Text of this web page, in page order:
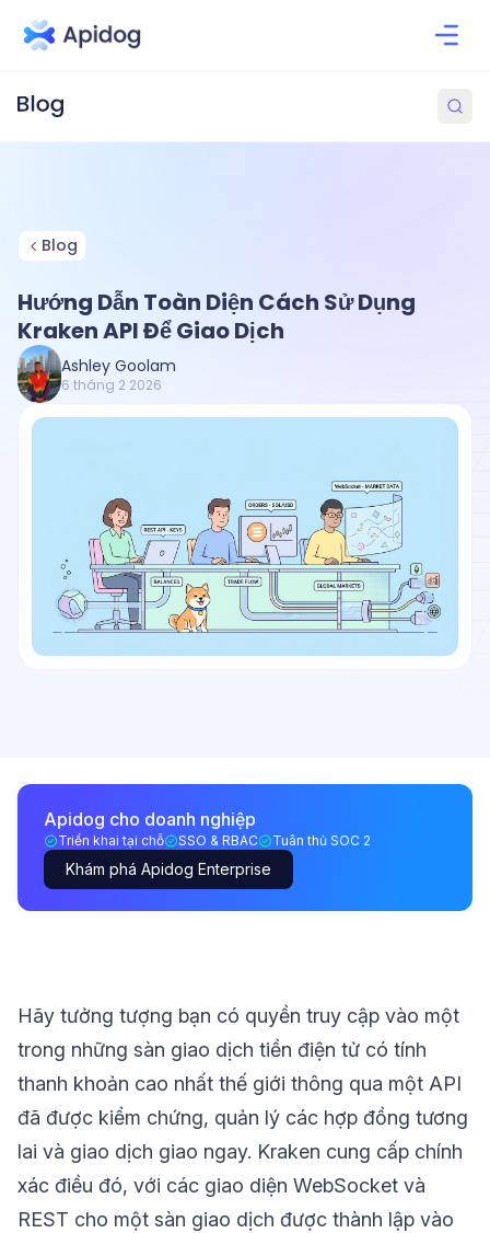
Blog
Hướng Dẫn Toàn Diện Cách Sử Dụng
Kraken API Để Giao Dịch
Ashley Goolam
6 tháng 2 2026
Apidog cho doanh nghiệp
Triển khai tại chỗ SSO & RBAC Tuân thủ SOC 2
Khám phá Apidog Enterprise
Hãy tưởng tượng bạn có quyền truy cập vào một
trong những sàn giao dịch tiền điện tử có tính
thanh khoản cao nhất thế giới thông qua một API
đã được kiểm chứng, quản lý các hợp đồng tương
lai và giao dịch giao ngay. Kraken cung cấp chính
xác điều đó, với các giao diện WebSocket và
REST cho một sàn giao dịch được thành lập vào